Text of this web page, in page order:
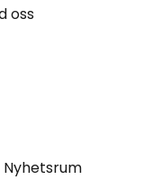
oss
Nyhetsrum